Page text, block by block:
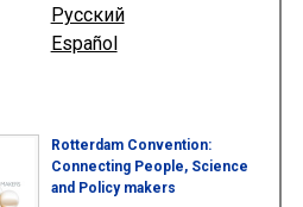
Русский
Español
Rotterdam Convention:
Connecting People, Science
and Policy makers